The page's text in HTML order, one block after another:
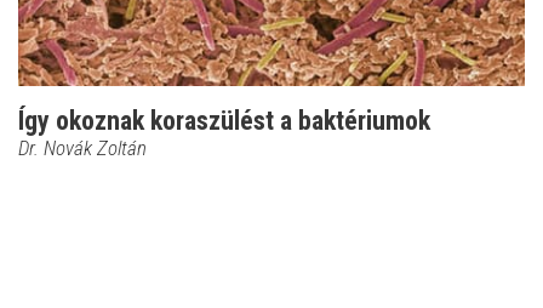
Így okoznak koraszülést a baktériumok
Dr. Novák Zoltán